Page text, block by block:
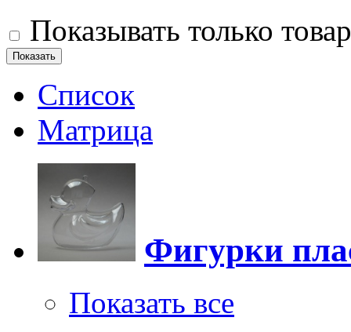
Показывать только
Список
Матрица
Фигурки
Показать все